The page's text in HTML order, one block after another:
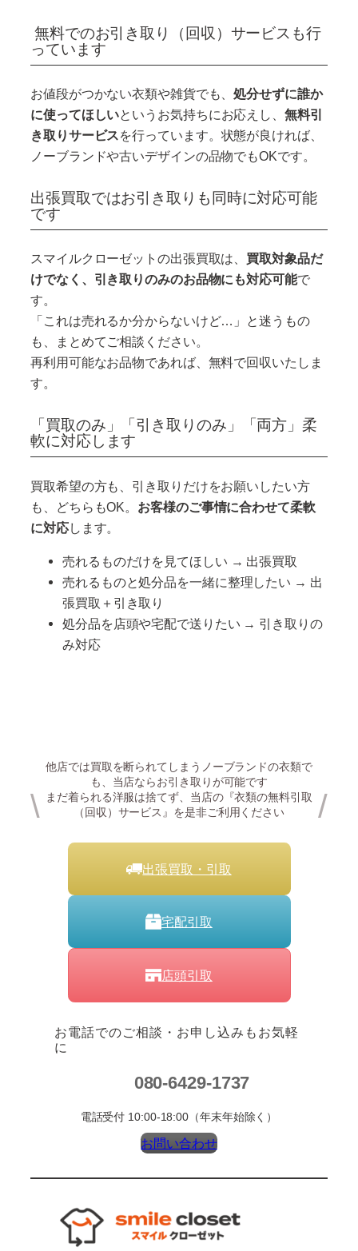
無料でのお引き取り（回収）サービスも行
っています
お値段がつかない衣類や雑貨でも、処分せずに誰か
に使ってほしいというお気持ちにお応えし、無料引
き取りサービスを行っています。状態が良ければ、
ノーブランドや古いデザインの品物でもOKです。
出張買取ではお引き取りも同時に対応可能
です
スマイルクローゼットの出張買取は、 買取対象品だ
けでなく、引き取りのみのお品物にも対応可能で
す。
「これは売れるか分からないけど…」と迷うもの
も、まとめてご相談ください。
再利用可能なお品物であれば、無料で回収いたしま
す。
「買取のみ」「引き取りのみ」「両方」柔
軟に対応します
買取希望の方も、引き取りだけをお願いしたい方
も、どちらもOK。 お客様のご事情に合わせて柔軟
に対応します。
売れるものだけを見てほしい → 出張買取
売れるものと処分品を一緒に整理したい → 出
張買取＋引き取り
処分品を店頭や宅配で送りたい → 引き取りの
み対応
\
他店では買取を断られてしまうノーブランドの衣類で
も、当店ならお引き取りが可能です
まだ着られる洋服は捨てず、当店の『衣類の無料引取
（回収）サービス』を是非ご利用ください
/
出張買取・引取
宅配引取
店頭引取
お電話でのご相談・お申し込みもお気軽
に
080-6429-1737
電話受付 10:00-18:00（年末年始除く）
お問い合わせ